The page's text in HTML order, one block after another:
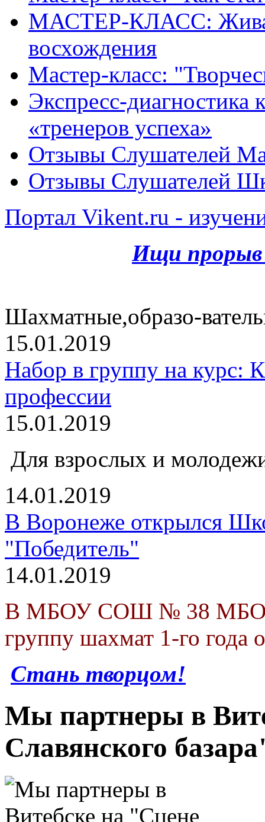
МАСТЕР-КЛАСС: Живая
восхождения
Мастер-класс:
Экспресс-диагностика
«тренеров успеха»
Отзывы Слушателей
Отзывы Слушателей
Портал Vikent.ru -
Ищи прорыв
Шахматные,образо-
15.01.2019
Набор в группу на курс:
профессии
15.01.2019
Для взрослых и
14.01.2019
В Воронеже открылся
"Победитель"
14.01.2019
В МБОУ СОШ № 38 МБОУ
группу шахмат 1-го года
Стань творцом!
Мы партнеры в
Славянского